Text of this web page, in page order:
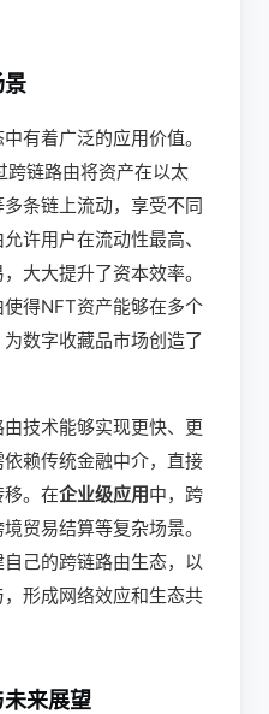
景
有着广泛的应用价值。
跨链路由将资产在以太
条链上流动，享受不同
许用户在流动性最高、
大大提升了资本效率。
得NFT资产能够在多个
数字收藏品市场创造了
技术能够实现更快、更
赖传统金融中介，直接
。在企业级应用中，跨
贸易结算等复杂场景。
己的跨链路由生态，以
形成网络效应和生态共
来展望